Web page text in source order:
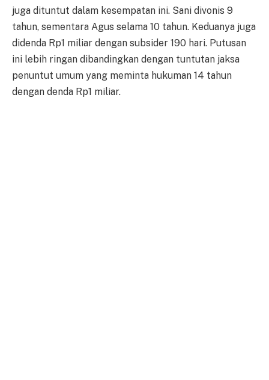
juga dituntut dalam kesempatan ini. Sani divonis 9
tahun, sementara Agus selama 10 tahun. Keduanya juga
didenda Rp1 miliar dengan subsider 190 hari. Putusan
ini lebih ringan dibandingkan dengan tuntutan jaksa
penuntut umum yang meminta hukuman 14 tahun
dengan denda Rp1 miliar.